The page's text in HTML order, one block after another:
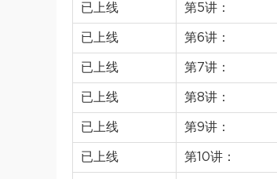
已上线 第5讲：
已上线 第6讲：
已上线 第7讲：
已上线 第8讲：
已上线 第9讲：
已上线 第10讲：